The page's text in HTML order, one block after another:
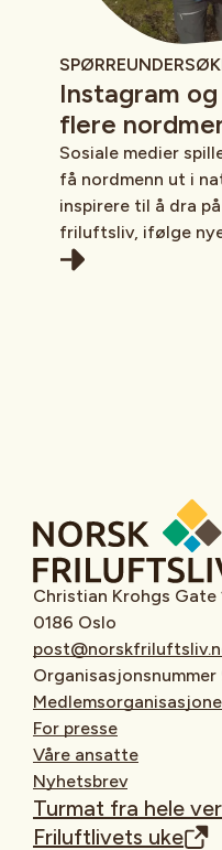
Instagram
flere
Sosiale medier
få nordmenn ut i
inspirere til å dra
friluftsliv, ifølge
Christian Krohgs Gate
0186 Oslo
Organisasjonsnummer
For presse
Våre ansatte
Nyhetsbrev
Turmat fra hele
Friluftlivets uke